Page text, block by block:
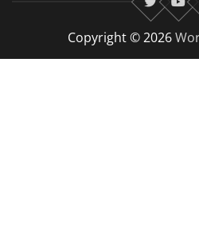
twitter
Copyright © 2026